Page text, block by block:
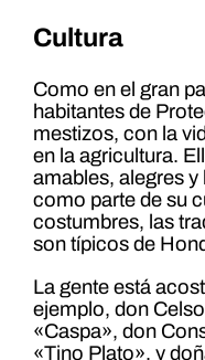
Cultura
Como en el gran
habitantes de
mestizos, con la
en la agricultura.
amables, alegres
como parte de su
costumbres, las
son típicos de
La gente está
ejemplo, don
«Caspa», don
«Tino Plato», y